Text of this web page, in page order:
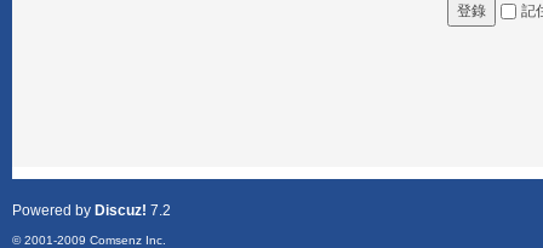
登錄 記
Powered by Discuz! 7.2
© 2001-2009 Comsenz Inc.